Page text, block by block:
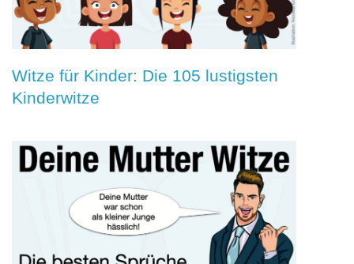
Witze für Kinder: Die 105 lustigsten
Kinderwitze